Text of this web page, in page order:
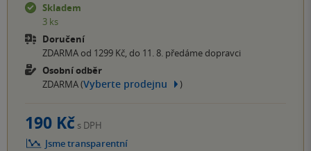
Skladem
3 ks
Doručení
ZDARMA od 1299 Kč, do 11. 8. předáme dopravci
Osobní odběr
ZDARMA (Vyberte prodejnu )
190 Kč s DPH
Jsme transparentní